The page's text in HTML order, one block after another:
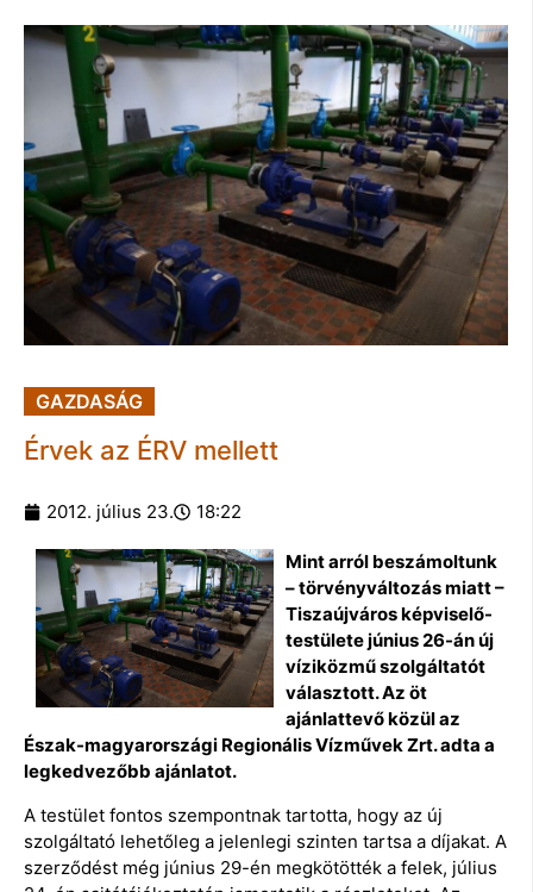
GAZDASÁG
Érvek az ÉRV mellett
2012. július 23. 18:22
Mint arról beszámoltunk
– törvényváltozás miatt –
Tiszaújváros képviselő-
testülete június 26-án új
víziközmű szolgáltatót
választott. Az öt
ajánlattevő közül az
Észak-magyarországi Regionális Vízművek Zrt. adta a
legkedvezőbb ajánlatot.
A testület fontos szempontnak tartotta, hogy az új
szolgáltató lehetőleg a jelenlegi szinten tartsa a díjakat. A
szerződést még június 29-én megkötötték a felek, július